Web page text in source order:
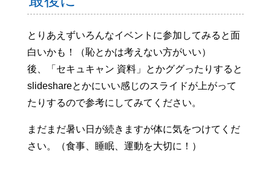
とりあえずいろんなイベントに参加してみると面
白いかも！（恥とかは考えない方がいい）
後、「セキュキャン 資料」とかググったりすると
slideshareとかにいい感じのスライドが上がって
たりするので参考にしてみてください。
まだまだ暑い日が続きますが体に気をつけてくだ
さい。（食事、睡眠、運動を大切に！）